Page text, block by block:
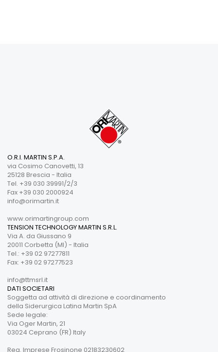
O.R.I. MARTIN S.P.A.
via Cosimo Canovetti, 13
25128 Brescia - Italia
Tel. +39 030 39991/2/3
Fax +39 030 2000924
info@orimartin.it
www.orimartingroup.com
TENSION TECHNOLOGY MARTIN S.R.L.
Via A. da Giussano 9
20011 Corbetta (MI) - Italia
Tel.: +39 02 97277811
Fax: +39 02 97277523
info@ttmsrl.it
DATI SOCIETARI
Soggetta ad attività di direzione e coordinamento
della Siderurgica Latina Martin SpA
Sede legale:
Via Oger Martin, 21
03024 Ceprano (FR) Italy
Reg. Imprese Frosinone 02183230602